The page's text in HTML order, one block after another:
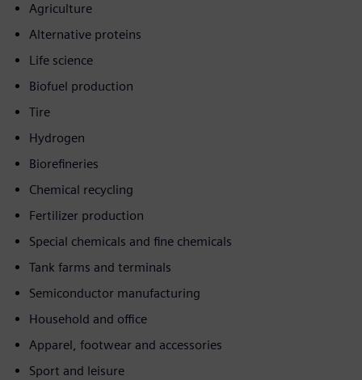
Agriculture
Alternative proteins
Life science
Biofuel production
Tire
Hydrogen
Biorefineries
Chemical recycling
Fertilizer production
Special chemicals and fine chemicals
Tank farms and terminals
Semiconductor manufacturing
Household and office
Apparel, footwear and accessories
Sport and leisure